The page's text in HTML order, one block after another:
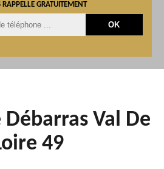
GRATUITEMENT
Val De
49